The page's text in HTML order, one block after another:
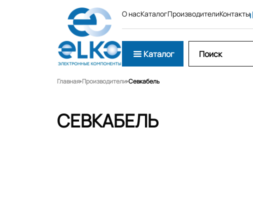
О насКаталогПроизводителиКонтакты
Каталог
Главная Производители Севкабель
СЕВКАБЕЛЬ